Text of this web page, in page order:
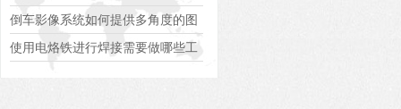
2065技术数据
倒车影像系统如何提供多角度的图
像以帮助驾驶员全面了解周围环
使用电烙铁进行焊接需要做哪些工